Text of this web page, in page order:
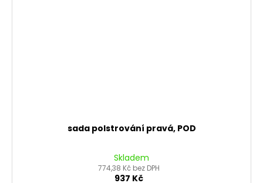
sada polstrování pravá, POD
Skladem
774,38 Kč bez DPH
937 Kč